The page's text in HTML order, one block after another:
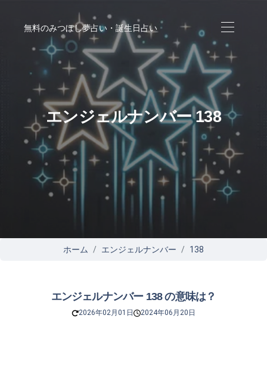
無料のみつぼし夢占い・誕生日占い
エンジェルナンバー 138
ホーム エンジェルナンバー 138
エンジェルナンバー 138 の意味は？
2026年02月01日 2024年06月20日